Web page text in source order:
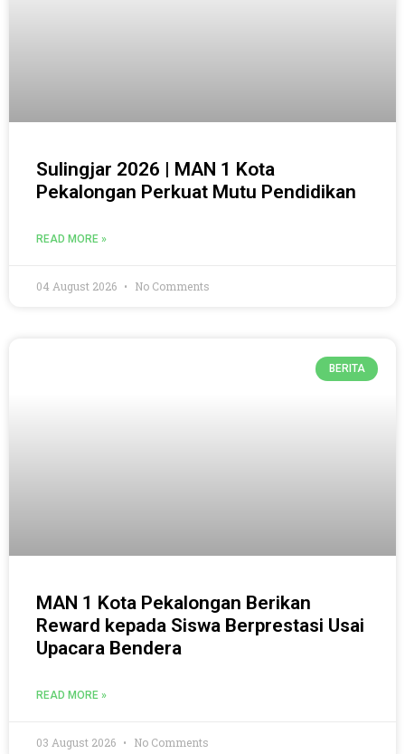
Sulingjar 2026 | MAN 1 Kota
Pekalongan Perkuat Mutu Pendidikan
READ MORE »
04 August 2026 No Comments
BERITA
MAN 1 Kota Pekalongan Berikan
Reward kepada Siswa Berprestasi Usai
Upacara Bendera
READ MORE »
03 August 2026 No Comments